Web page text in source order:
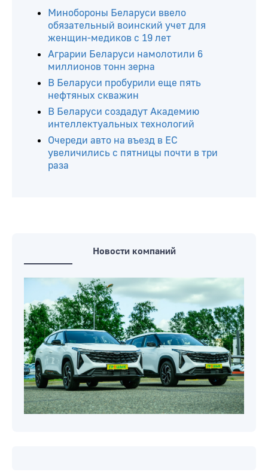
Минобороны Беларуси ввело
обязательный воинский учет для
женщин-медиков с 19 лет
Аграрии Беларуси намолотили 6
миллионов тонн зерна
В Беларуси пробурили еще пять
нефтяных скважин
В Беларуси создадут Академию
интеллектуальных технологий
Очереди авто на въезд в ЕС
увеличились с пятницы почти в три
раза
Новости компаний